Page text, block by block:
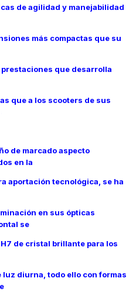
de agilidad y manejabilidad
más compactas que su
que desarrolla
que a los scooters de sus
de marcado aspecto
en la
aportación tecnológica, se ha
en sus ópticas
se
de cristal brillante para los
diurna, todo ello con formas